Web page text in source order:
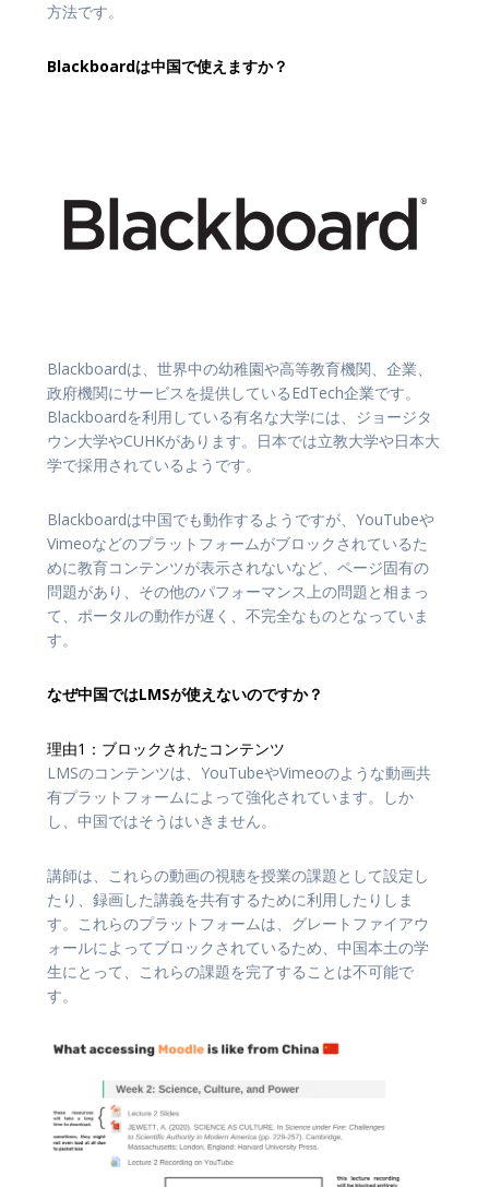
方法です。
Blackboardは中国で使えますか？
Blackboardは、世界中の幼稚園や高等教育機関、企業、
政府機関にサービスを提供しているEdTech企業です。
Blackboardを利用している有名な大学には、ジョージタ
ウン大学やCUHKがあります。日本では立教大学や日本大
学で採用されているようです。
Blackboardは中国でも動作するようですが、YouTubeや
Vimeoなどのプラットフォームがブロックされているた
めに教育コンテンツが表示されないなど、ページ固有の
問題があり、その他のパフォーマンス上の問題と相まっ
て、ポータルの動作が遅く、不完全なものとなっていま
す。
なぜ中国ではLMSが使えないのですか？
理由1：ブロックされたコンテンツ
LMSのコンテンツは、YouTubeやVimeoのような動画共
有プラットフォームによって強化されています。しか
し、中国ではそうはいきません。
講師は、これらの動画の視聴を授業の課題として設定し
たり、録画した講義を共有するために利用したりしま
す。これらのプラットフォームは、グレートファイアウ
ォールによってブロックされているため、中国本土の学
生にとって、これらの課題を完了することは不可能で
す。